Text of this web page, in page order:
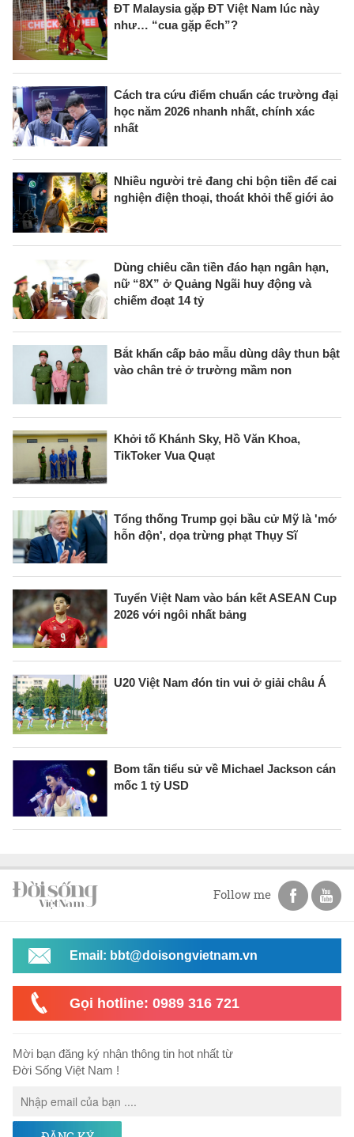
ĐT Malaysia gặp ĐT Việt Nam lúc này
như… “cua gặp ếch”?
Cách tra cứu điểm chuẩn các trường đại
học năm 2026 nhanh nhất, chính xác
nhất
Nhiều người trẻ đang chi bộn tiền để cai
nghiện điện thoại, thoát khỏi thế giới ảo
Dùng chiêu cần tiền đáo hạn ngân hạn,
nữ “8X” ở Quảng Ngãi huy động và
chiếm đoạt 14 tỷ
Bắt khẩn cấp bảo mẫu dùng dây thun bật
vào chân trẻ ở trường mầm non
Khởi tố Khánh Sky, Hồ Văn Khoa,
TikToker Vua Quạt
Tổng thống Trump gọi bầu cử Mỹ là 'mớ
hỗn độn', dọa trừng phạt Thụy Sĩ
Tuyển Việt Nam vào bán kết ASEAN Cup
2026 với ngôi nhất bảng
U20 Việt Nam đón tin vui ở giải châu Á
Bom tấn tiểu sử về Michael Jackson cán
mốc 1 tỷ USD
Follow me
Email: bbt@doisongvietnam.vn
Gọi hotline: 0989 316 721
Mời bạn đăng ký nhận thông tin hot nhất từ
Đời Sống Việt Nam !